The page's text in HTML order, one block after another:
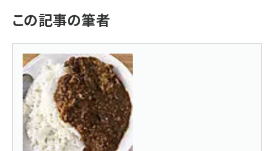
この記事の筆者